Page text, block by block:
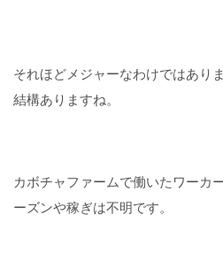
それほどメジャーなわけではあり
結構ありますね。
カボチャファームで働いたワーカ
ーズンや稼ぎは不明です。